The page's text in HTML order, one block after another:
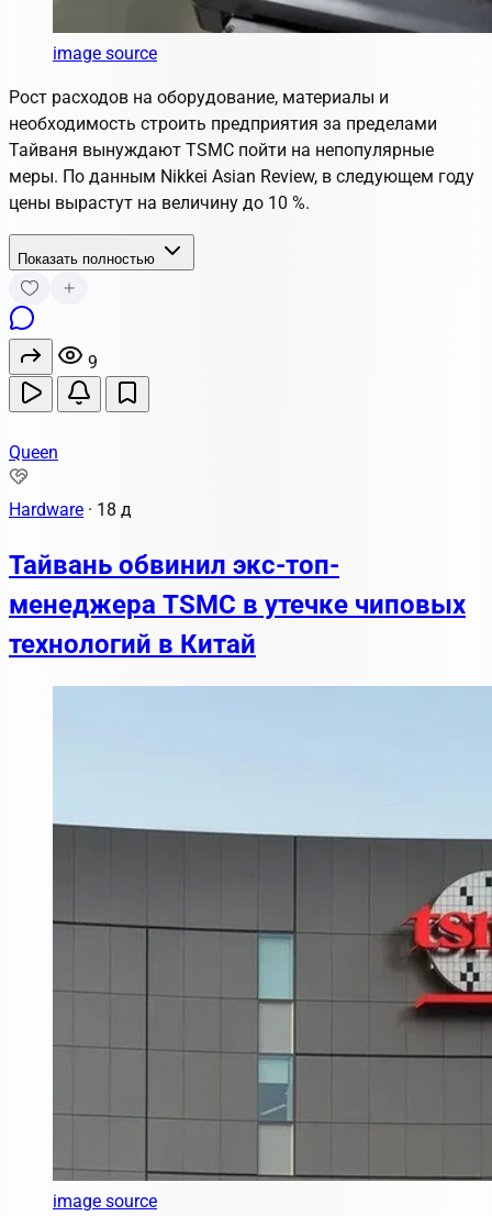
image source
Рост расходов на оборудование, материалы и
необходимость строить предприятия за пределами
Тайваня вынуждают TSMC пойти на непопулярные
меры. По данным Nikkei Asian Review, в следующем году
цены вырастут на величину до 10 %.
Показать полностью
9
Queen
Hardware · 18 д
Тайвань обвинил экс-топ-
менеджера TSMC в утечке чиповых
технологий в Китай
image source